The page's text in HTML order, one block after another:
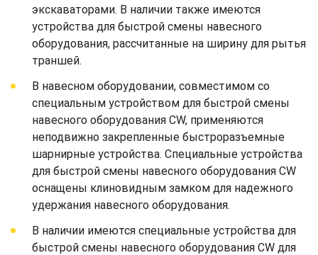
экскаваторами. В наличии также имеются
устройства для быстрой смены навесного
оборудования, рассчитанные на ширину для рытья
траншей.
В навесном оборудовании, совместимом со
специальным устройством для быстрой смены
навесного оборудования CW, применяются
неподвижно закрепленные быстроразъемные
шарнирные устройства. Специальные устройства
для быстрой смены навесного оборудования CW
оснащены клиновидным замком для надежного
удержания навесного оборудования.
В наличии имеются специальные устройства для
быстрой смены навесного оборудования CW для